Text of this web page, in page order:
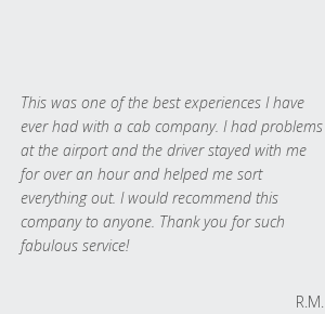
This was one of the best experiences I have
ever had with a cab company. I had problems
at the airport and the driver stayed with me
for over an hour and helped me sort
everything out. I would recommend this
company to anyone. Thank you for such
fabulous service!
R.M.